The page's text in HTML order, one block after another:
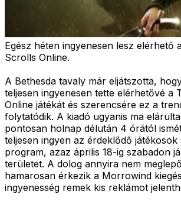
Egész héten ingyenesen lesz elérhető
Scrolls Online.
A Bethesda tavaly már eljátszotta,
teljesen ingyenesen tette elérhetővé a
Online játékát és szerencsére ez a
folytatódik. A kiadó ugyanis ma
pontosan holnap délután 4 órától
teljesen ingyen az érdeklődő játékosok
program, azaz április 18-ig szabadon
területet. A dolog annyira nem
hamarosan érkezik a Morrowind
ingyenesség remek kis reklámot